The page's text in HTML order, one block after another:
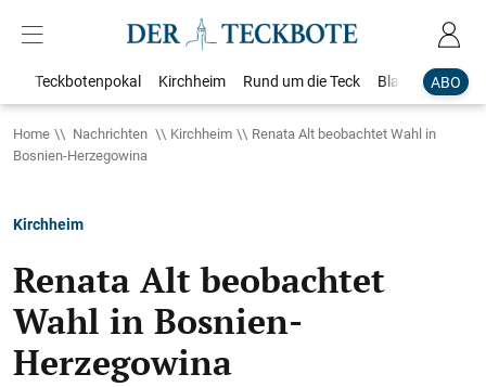
ABO
Teckbotenpokal Kirchheim Rund um die Teck Blaulicht
Home Nachrichten Kirchheim
Renata Alt beobachtet Wahl in
Bosnien-Herzegowina
Kirchheim
Renata Alt beobachtet
Wahl in Bosnien-
Herzegowina